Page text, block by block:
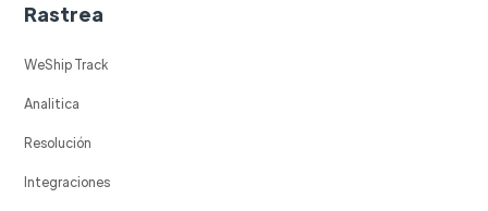
Rastrea
WeShip Track
Analitica
Resolución
Integraciones